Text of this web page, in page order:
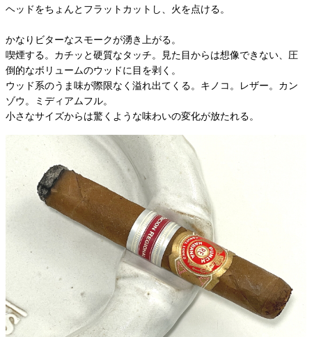
ヘッドをちょんとフラットカットし、火を点ける。
かなりビターなスモークが湧き上がる。
喫煙する。カチッと硬質なタッチ。見た目からは想像できない、圧
倒的なボリュームのウッドに目を剥く。
ウッド系のうま味が際限なく溢れ出てくる。キノコ。レザー。カン
ゾウ。ミディアムフル。
小さなサイズからは驚くような味わいの変化が放たれる。